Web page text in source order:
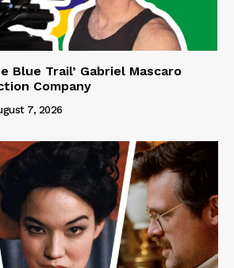
Blue Trail’ Gabriel Mascaro
Company
7, 2026